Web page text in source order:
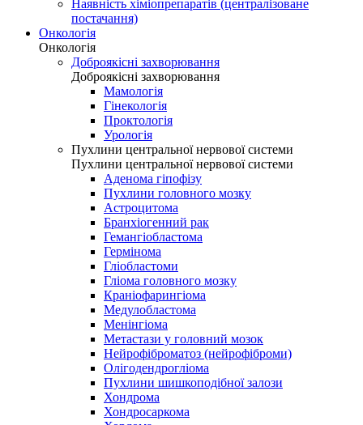
Наявність хіміопрепаратів (централізоване
постачання)
Онкологія
Онкологія
Доброякісні захворювання
Доброякісні захворювання
Мамологія
Гінекологія
Проктологія
Урологія
Пухлини центральної нервової системи
Пухлини центральної нервової системи
Аденома гіпофізу
Пухлини головного мозку
Астроцитома
Бранхіогенний рак
Гемангіобластома
Гермінома
Гліобластоми
Гліома головного мозку
Краніофарингіома
Медулобластома
Менінгіома
Метастази у головний мозок
Нейрофіброматоз (нейрофіброми)
Олігодендрогліома
Пухлини шишкоподібної залози
Хондрома
Хондросаркома